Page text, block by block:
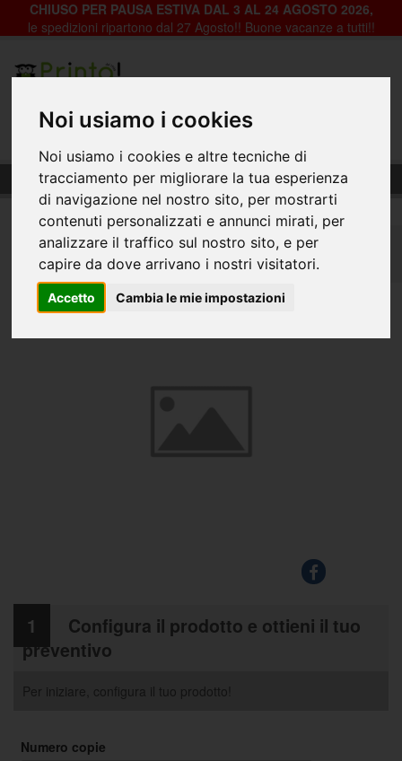
Noi usiamo i cookies
Noi usiamo i cookies e altre tecniche di
tracciamento per migliorare la tua esperienza
di navigazione nel nostro sito, per mostrarti
contenuti personalizzati e annunci mirati, per
analizzare il traffico sul nostro sito, e per
capire da dove arrivano i nostri visitatori.
Accetto Cambia le mie impostazioni
CHIUSO PER PAUSA ESTIVA DAL 3 AL 24 AGOSTO 2026,
le spedizioni ripartono dal 27 Agosto!! Buone vacanze a tutti!!
Cornice Alu Frame da muro, spessore 40mm
Home Tessuti
Tessuto per cornici frame
Cornice Alu Frame da muro, spessore 40mm
1
Configura il prodotto e ottieni il tuo
preventivo
Per iniziare, configura il tuo prodotto!
Numero copie